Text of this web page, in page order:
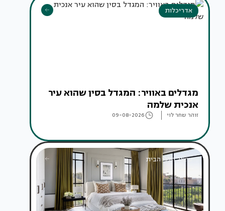
אדריכלות
מגדלים באוויר: המגדל בסין שהוא עיר
אנכית שלמה
זוהר שחר לוי 09-08-2026
עיצוב חללי הבית